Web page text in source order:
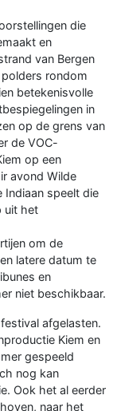
die
en
van Bergen
rondom
betekenisvolle
in
op de grens van
de VOC-
op een
avond Wilde
Indiaan speelt die
uit het
om de
latere datum te
en
niet beschikbaar.
afgelasten.
Kiem en
gespeeld
nog kan
Ook het al eerder
naar het